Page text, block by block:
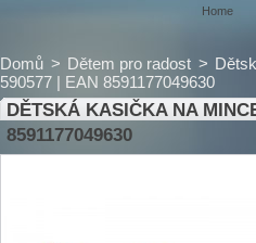
Home
Domů > Dětem pro radost >
590577 | EAN 8591177049630
DĚTSKÁ KASIČKA NA
8591177049630